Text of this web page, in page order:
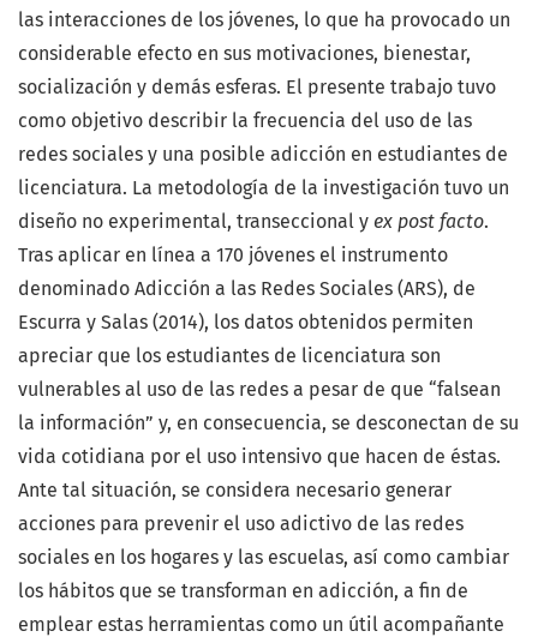
las interacciones de los jóvenes, lo que ha provocado un
considerable efecto en sus motivaciones, bienestar,
socialización y demás esferas. El presente trabajo tuvo
como objetivo describir la frecuencia del uso de las
redes sociales y una posible adicción en estudiantes de
licenciatura. La metodología de la investigación tuvo un
diseño no experimental, transeccional y ex post facto.
Tras aplicar en línea a 170 jóvenes el instrumento
denominado Adicción a las Redes Sociales (ARS), de
Escurra y Salas (2014), los datos obtenidos permiten
apreciar que los estudiantes de licenciatura son
vulnerables al uso de las redes a pesar de que “falsean
la información” y, en consecuencia, se desconectan de su
vida cotidiana por el uso intensivo que hacen de éstas.
Ante tal situación, se considera necesario generar
acciones para prevenir el uso adictivo de las redes
sociales en los hogares y las escuelas, así como cambiar
los hábitos que se transforman en adicción, a fin de
emplear estas herramientas como un útil acompañante